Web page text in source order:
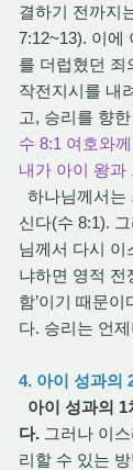
결하기 전까지
7:12~13). 이에
를 더럽혔던 죄
작전지시를 내
고, 승리를 향
수 8:1 여호와
내가 아이 왕과
하나님께서는
신다(수 8:1).
님께서 다시 이
냐하면 영적 전
함’이기 때문
다. 승리는 언
4. 아이 성과의
아이 성과의
다. 그러나 이
리할 수 있는